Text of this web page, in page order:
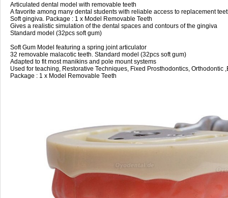
Articulated dental model with removable teeth
A favorite among many dental students with reliable access to replacement
Soft gingiva. Package : 1 x Model Removable Teeth
Gives a realistic simulation of the dental spaces and contours of the gingiva
Standard model (32pcs soft gum)
Soft Gum Model featuring a spring joint articulator
32 removable malacotic teeth. Standard model (32pcs soft gum)
Adapted to fit most manikins and pole mount systems
Used for teaching, Restorative Techniques, Fixed Prosthodontics, Orthodontic
Package : 1 x Model Removable Teeth